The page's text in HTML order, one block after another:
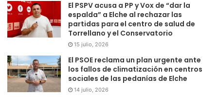
El PSPV acusa a PP y Vox de “dar la
espalda” a Elche al rechazar las
partidas para el centro de salud de
Torrellano y el Conservatorio
15 julio, 2026
El PSOE reclama un plan urgente ante
los fallos de climatización en centros
sociales de las pedanías de Elche
14 julio, 2026